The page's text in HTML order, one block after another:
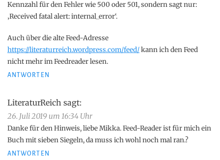
Kennzahl für den Fehler wie 500 oder 501, sondern sagt nur:
‚Received fatal alert: internal_error‘.
Auch über die alte Feed-Adresse
https://literaturreich.wordpress.com/feed/kann ich den Feed
nicht mehr im Feedreader lesen.
ANTWORTEN
LiteraturReich sagt:
26. Juli 2019 um 16:34 Uhr
Danke für den Hinweis, liebe Mikka. Feed-Reader ist für mich ein
Buch mit sieben Siegeln, da muss ich wohl noch mal ran.?
ANTWORTEN